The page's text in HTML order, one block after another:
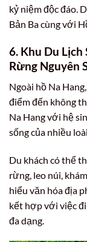
kỷ niệm độc đáo.
Bản Ba cùng với
6. Khu Du Lịch
Rừng Nguyên
Ngoài hồ Na
điểm đến không
Na Hang với hệ
sống của nhiều
Du khách có thể
rừng, leo núi,
hiểu văn hóa địa
kết hợp với việc
đa dạng.